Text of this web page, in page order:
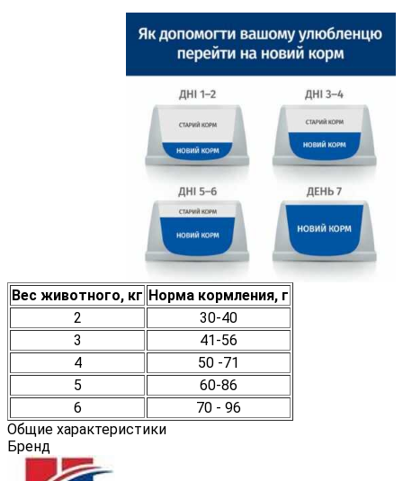
Вес животного, кг Норма кормления, г
2
30-40
3
41-56
4
50 -71
5
60-86
6
70 - 96
Общие характеристики
Бренд